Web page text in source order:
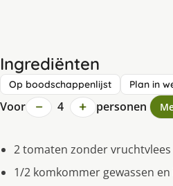
Ingrediënten
Op boodschappenlijst Plan in
Voor − 4 + personen
2 tomaten zonder
1/2 komkommer gewassen